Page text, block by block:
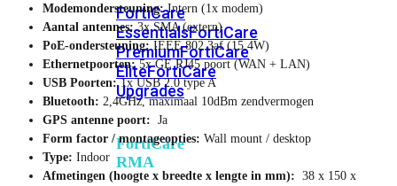
FortiCare
EssentialsFortiCare
PremiumFortiCare
EliteFortiCare
Upgrades
FortiCare
RMA
Modemondersteuning:Intern (1x modem)
Aantal antennes:3x SMA (extern)
PoE-ondersteuning: IEEE 802.3af (15,4W)
Ethernetpoorten: 5x GE RJ45 poort (WAN + LAN)
USB Poorten:1x USB 2.0 type A
Bluetooth: 2,4GHz, maximaal 10dBm zendvermogen
GPS antenne poort: Ja
Form factor / montageopties: Wall mount / desktop
Type: Indoor
Afmetingen (hoogte x breedte x lengte in mm): 38 x 150 x